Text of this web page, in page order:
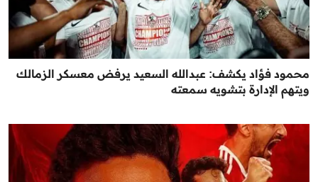
محمود فؤاد يكشف: عبدالله السعيد يرفض معسكر الزمالك
ويتهم الإدارة بتشويه سمعته